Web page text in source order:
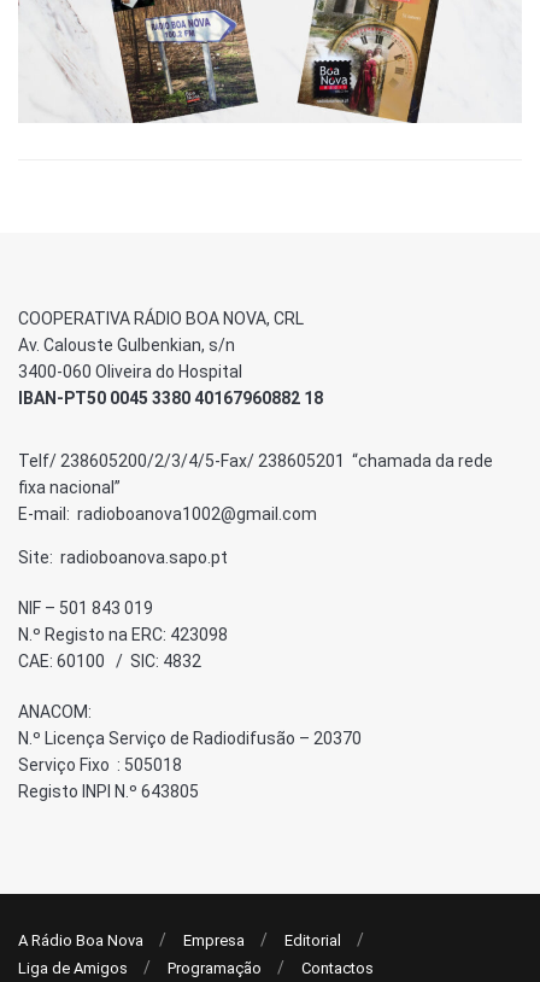
COOPERATIVA RÁDIO BOA NOVA, CRL
Av. Calouste Gulbenkian, s/n
3400-060 Oliveira do Hospital
IBAN-PT50 0045 3380 40167960882 18
Telf/ 238605200/2/3/4/5-Fax/ 238605201 “chamada da rede
fixa nacional”
E-mail: radioboanova1002@gmail.com
Site: radioboanova.sapo.pt
NIF – 501 843 019
N.º Registo na ERC: 423098
CAE: 60100 / SIC: 4832
ANACOM:
N.º Licença Serviço de Radiodifusão – 20370
Serviço Fixo : 505018
Registo INPI N.º 643805
A Rádio Boa Nova Empresa
Editorial
Liga de Amigos
Programação Contactos